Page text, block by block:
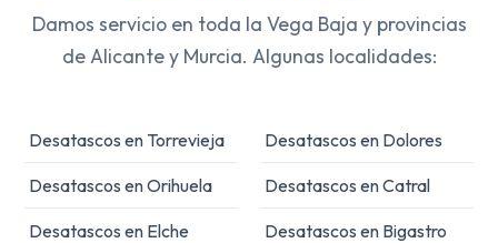
Damos servicio en toda la Vega Baja y provincias
de Alicante y Murcia. Algunas localidades:
Desatascos en Torrevieja
Desatascos en Orihuela
Desatascos en Elche
Desatascos en Dolores
Desatascos en Catral
Desatascos en Bigastro